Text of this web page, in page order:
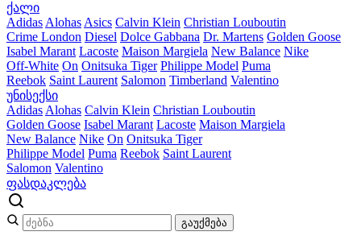
ქალი
Adidas Alohas Asics Calvin Klein Christian Louboutin
Crime London Diesel Dolce Gabbana Dr. Martens Golden Goose
Isabel Marant Lacoste Maison Margiela New Balance Nike
Off-White On Onitsuka Tiger Philippe Model Puma
Reebok Saint Laurent Salomon Timberland Valentino
უნისექსი
Adidas Alohas Calvin Klein Christian Louboutin
Golden Goose Isabel Marant Lacoste Maison Margiela
New Balance Nike On Onitsuka Tiger
Philippe Model Puma Reebok Saint Laurent
Salomon Valentino
ფასდაკლება
გაუქმება